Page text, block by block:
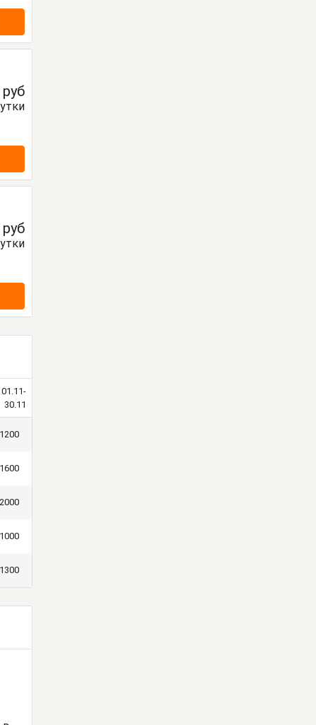
руб
руб
01.11-
30.11
1200
1600
2000
1000
1300